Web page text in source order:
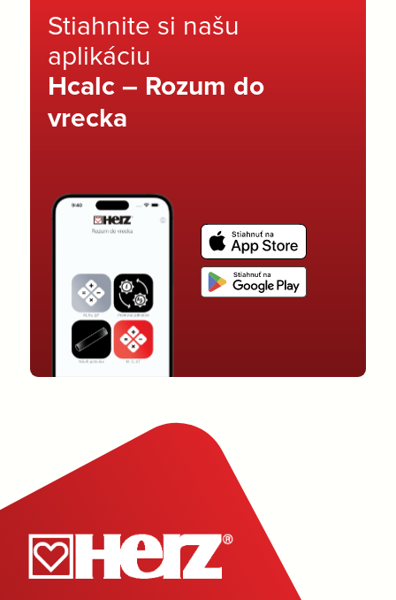
Stiahnite si našu
aplikáciu
Hcalc – Rozum do
vrecka